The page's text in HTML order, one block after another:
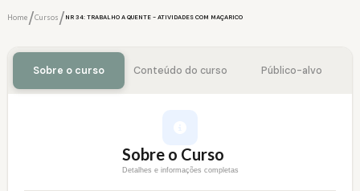
Home/Cursos/ NR 34: TRABALHO A QUENTE - ATIVIDADES COM MAÇARICO
Sobre o curso Conteúdo do curso Público-alvo
Sobre o Curso
Detalhes e informações completas